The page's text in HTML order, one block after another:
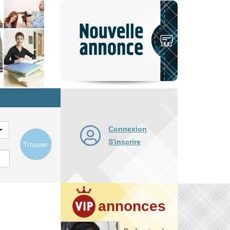
Trouver
Connexion
S'inscrire
annonces